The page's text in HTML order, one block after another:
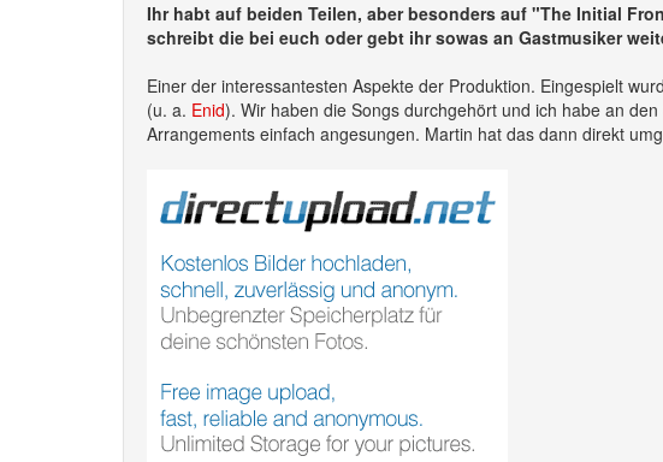
Ihr habt auf beiden Teilen, aber besonders auf "The Initial
schreibt die bei euch oder gebt ihr sowas an Gastmusiker
Einer der interessantesten Aspekte der Produktion. Eingespielt
(u. a. Enid). Wir haben die Songs durchgehört und ich habe an
Arrangements einfach angesungen. Martin hat das dann direkt